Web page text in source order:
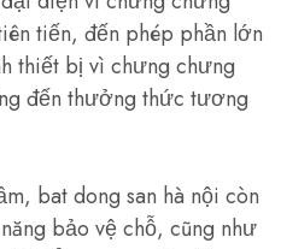
tiến, đến phép phần lớn
thiết bị vì chưng chưng
đến thưởng thức tương
bat dong san hà nội còn
bảo vệ chỗ, cũng như